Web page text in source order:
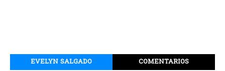
EVELYN SALGADO COMENTARIOS